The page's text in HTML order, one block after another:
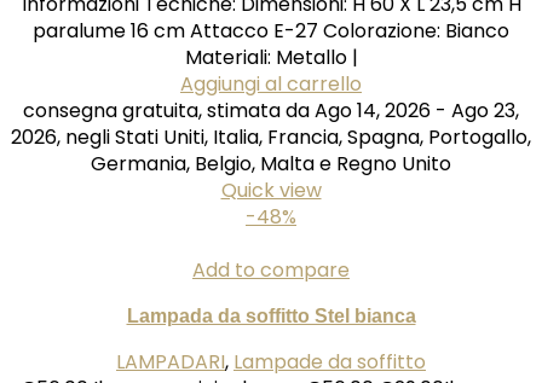
paralume 16 cm Attacco E-27 Colorazione: Bianco
Materiali: Metallo |
Aggiungi al carrello
consegna gratuita, stimata da Ago 14, 2026 - Ago 23,
2026, negli Stati Uniti, Italia, Francia, Spagna, Portogallo,
Germania, Belgio, Malta e Regno Unito
Quick view
-48%
Add to compare
Lampada da soffitto Stel bianca
LAMPADARI, Lampade da soffitto